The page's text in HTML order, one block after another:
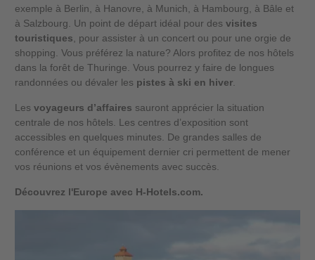
exemple à Berlin, à Hanovre, à Munich, à Hambourg, à Bâle et
à Salzbourg. Un point de départ idéal pour des visites
touristiques , pour assister à un concert ou pour une orgie de
shopping. Vous préférez la nature? Alors profitez de nos hôtels
dans la forêt de Thuringe. Vous pourrez y faire de longues
randonnées ou dévaler les pistes à ski en hiver
Les voyageurs d’affaires sauront apprécier la situation
centrale de nos hôtels. Les centres d’exposition sont
accessibles en quelques minutes. De grandes salles de
conférence et un équipement dernier cri permettent de mener
vos réunions et vos évènements avec succès.
Découvrez l'Europe avec H-Hotels.com.